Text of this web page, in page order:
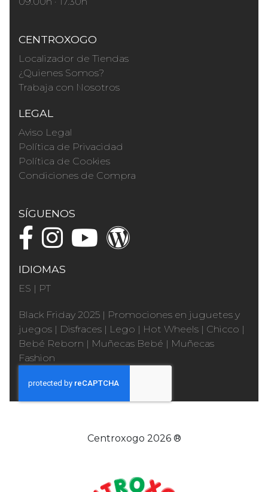
CENTROXOGO
Localizador de Tiendas
¿Quienes Somos?
Trabaja con Nosotros
LEGAL
Aviso Legal
Política de Privacidad
Política de Cookies
Condiciones de Compra
SÍGUENOS
IDIOMAS
ES | PT
Black Friday 2025 | Promociones en juguetes y
juegos | Disfraces | Lego | Hot Wheels | Chicco |
Bebé Reborn | Muñecas Bebé | Muñecas
Fashion
Centroxogo 2026 ®